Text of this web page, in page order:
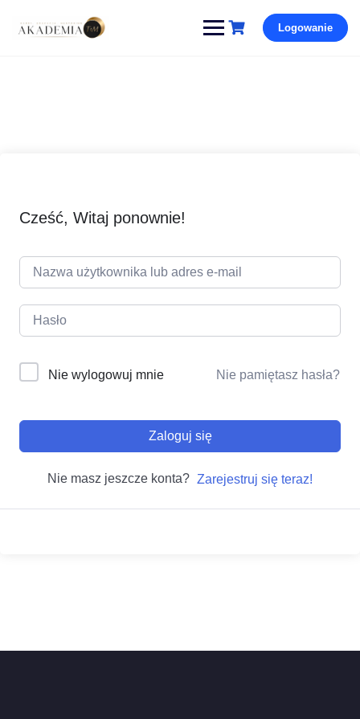
Logowanie
Cześć, Witaj ponownie!
Nie wylogowuj mnie Nie pamiętasz hasła?
Zaloguj się
Nie masz jeszcze konta? Zarejestruj się teraz!